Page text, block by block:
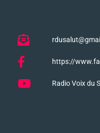
https://
Radio Voix du